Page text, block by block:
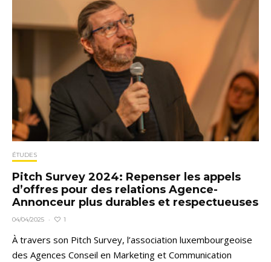
ÉTUDES
Pitch Survey 2024: Repenser les appels
d’offres pour des relations Agence-
Annonceur plus durables et respectueuses
04/04/2025 · 1
À travers son Pitch Survey, l’association luxembourgeoise
des Agences Conseil en Marketing et Communication